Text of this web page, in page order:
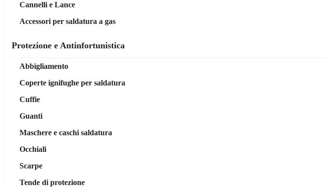
Cannelli e Lance
Accessori per saldatura a gas
Protezione e Antinfortunistica
Abbigliamento
Coperte ignifughe per saldatura
Cuffie
Guanti
Maschere e caschi saldatura
Occhiali
Scarpe
Tende di protezione